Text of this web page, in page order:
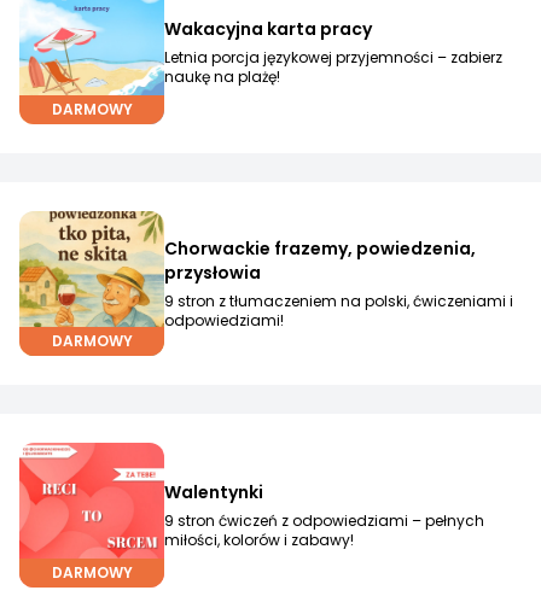
DARMOWY
Wakacyjna karta pracy
Letnia porcja językowej przyjemności – zabierz
naukę na plażę!
DARMOWY
Chorwackie frazemy, powiedzenia,
przysłowia
9 stron z tłumaczeniem na polski, ćwiczeniami i
odpowiedziami!
DARMOWY
Walentynki
9 stron ćwiczeń z odpowiedziami – pełnych
miłości, kolorów i zabawy!